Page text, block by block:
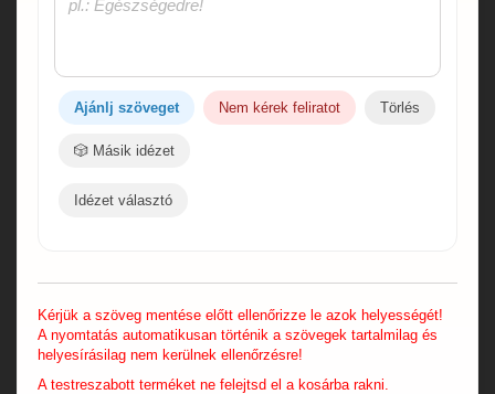
Ajánlj szöveget Nem kérek feliratot Törlés
🎲 Másik idézet
Idézet választó
Kérjük a szöveg mentése előtt ellenőrizze le azok helyességét!
A nyomtatás automatikusan történik a szövegek tartalmilag és
helyesírásilag nem kerülnek ellenőrzésre!
A testreszabott terméket ne felejtsd el a kosárba rakni.